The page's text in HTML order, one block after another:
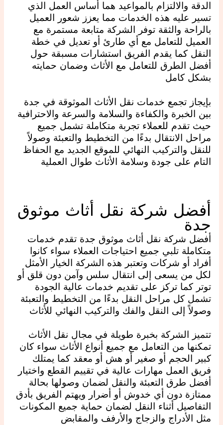
الدقة والالتزام بالمواعيد هما أساس العمل الذي
تسير عليه هذه الخدمات مما يعزز شعور العميل
بالراحة والثقة توفر الشركة متابعة مستمرة مع
العميل للتعامل مع أي طارئ أو تعديل في خطة
النقل كما يقدم الفريق استشارات مسبقة حول
أفضل الطرق للتعامل مع الأثاث وضمان حمايته
بشكل كامل
بإيجاز تجمع خدمات نقل الأثاث الموثوقة في جدة
بين الخبرة والكفاءة والسلامة والسرعة والاحترافية
حيث تقدم للعملاء تجربة متكاملة تشمل جميع
مراحل الانتقال بدءًا من التخطيط والتعبئة وصولاً
للنقل والتركيب النهائي للموقع الجديد مع الحفاظ
التام على جودة وسلامة الأثاث طوال العملية
أفضل شركة نقل أثاث موثوق
جدة
أفضل شركة نقل أثاث موثوق جدة تقدم خدمات
متكاملة تلبي جميع احتياجات العملاء سواء كانوا
أفراد أو شركات وتعتبر هذه الشركة الخيار الأمثل
لكل من يسعى إلى انتقال سلس وآمن دون قلق أو
توتر كما تركز على تقديم خدمات عالية الجودة
تشمل كل مراحل النقل بدءًا من التخطيط والتعبئة
وصولاً إلى النقل والفك والتركيب النهائي للأثاث
تتميز الشركة بخبرة طويلة في مجال نقل الأثاث
تمكنها من التعامل مع جميع أنواع الأثاث سواء كان
كبير الحجم أو صغير أو هش أو معقد كما يمتلك
فريق العمل مهارات عالية في تقييم القطع واختيار
أفضل طرق التعبئة والنقل لضمان وصولها بحالة
ممتازة دون أي خدوش أو أضرار ويهتم الفريق بأدق
التفاصيل أثناء النقل لضمان حماية جميع المكونات
مثل الأدراج والزجاج والأرفف والمقابض